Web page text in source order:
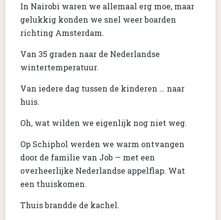
In Nairobi waren we allemaal erg moe, maar
gelukkig konden we snel weer boarden
richting Amsterdam.
Van 35 graden naar de Nederlandse
wintertemperatuur.
Van iedere dag tussen de kinderen … naar
huis.
Oh, wat wilden we eigenlijk nog niet weg.
Op Schiphol werden we warm ontvangen
door de familie van Job — met een
overheerlijke Nederlandse appelflap. Wat
een thuiskomen.
Thuis brandde de kachel.